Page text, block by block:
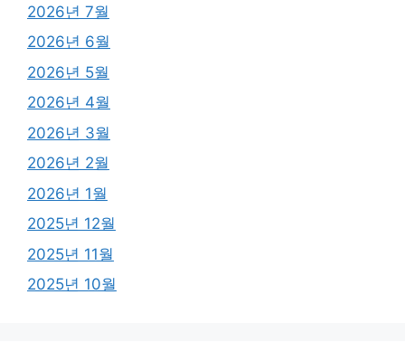
2026년 7월
2026년 6월
2026년 5월
2026년 4월
2026년 3월
2026년 2월
2026년 1월
2025년 12월
2025년 11월
2025년 10월